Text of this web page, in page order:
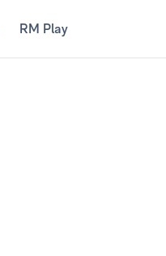
RM Play